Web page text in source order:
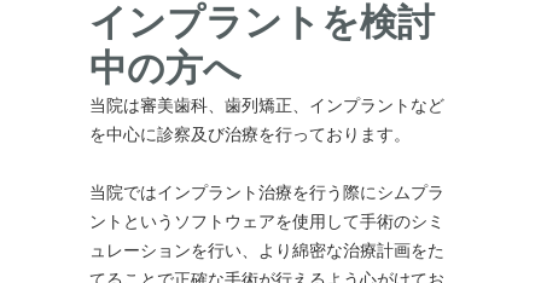
インプラントを検討
中の方へ
当院は審美歯科、歯列矯正、インプラントなど
を中心に診察及び治療を行っております。
当院ではインプラント治療を行う際にシムプラ
ントというソフトウェアを使用して手術のシミ
ュレーションを行い、より綿密な治療計画をた